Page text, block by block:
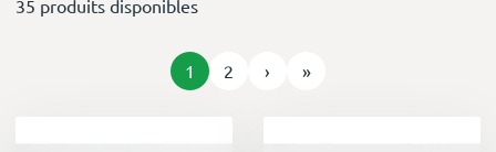
Qu'est-ce qu'une micro-plante verte
Les micro-plantes vertes d'intérieur sont tout
simplement des versions miniatures de plantes
35 produits disponibles
1 2 › »